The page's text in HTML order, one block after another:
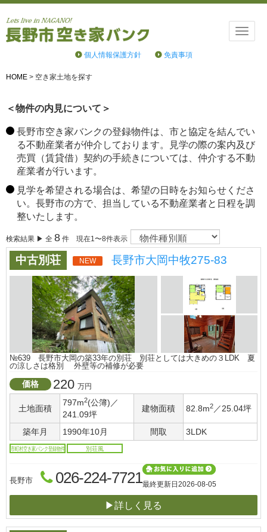
Toggle
個人情報保護方針 免責事項
HOME > 空き家土地を探す
＜物件の内見について＞
長野市空き家バンクの登録物件は、市と協定を結んでい
る不動産業者が仲介しております。見学の際の案内及び
売買（賃貸借）契約の手続きについては、仲介する不動
産業者が行います。
見学を希望される場合は、希望の日時をお知らせくださ
い。長野市の方で、担当している不動産業者と日程を調
整いたします。
検索結果 ▶ 全 8 件 現在1〜8件表示
中古別荘 NEW 長野市大岡中牧275-83
№639 長野市大岡の築33年の別荘 別荘としては大きめの３LDK 夏
の涼しさは格別 外壁等の補修が必要
価格 220 万円
土地面積
797m2(公簿)／
241.09坪
建物面積 82.8m2 ／25.04坪
築年月 1990年10月 間取 3LDK
市町村空き家バンク登録物件 別荘風
長野市 026-224-7721最終更新日 2026-08-05
▶詳しく見る